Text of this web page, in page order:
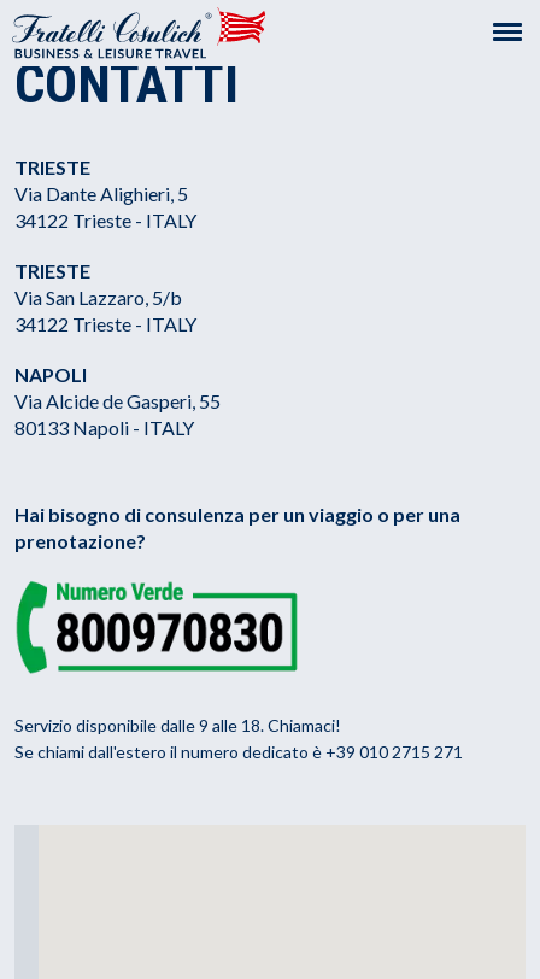
CONTATTI
TRIESTE
Via Dante Alighieri, 5
34122 Trieste - ITALY
TRIESTE
Via San Lazzaro, 5/b
34122 Trieste - ITALY
NAPOLI
Via Alcide de Gasperi, 55
80133 Napoli - ITALY
Hai bisogno di consulenza per un viaggio o per una
prenotazione?
Servizio disponibile dalle 9 alle 18. Chiamaci!
Se chiami dall'estero il numero dedicato è +39 010 2715 271